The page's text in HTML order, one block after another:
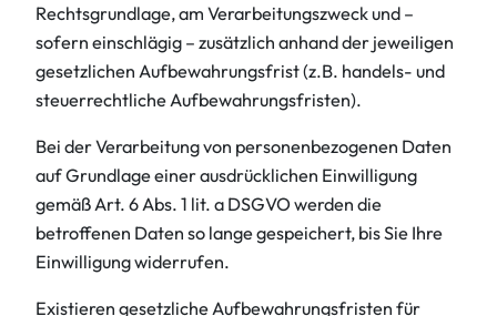
Rechtsgrundlage, am Verarbeitungszweck und –
sofern einschlägig – zusätzlich anhand der jeweiligen
gesetzlichen Aufbewahrungsfrist (z.B. handels- und
steuerrechtliche Aufbewahrungsfristen).
Bei der Verarbeitung von personenbezogenen Daten
auf Grundlage einer ausdrücklichen Einwilligung
gemäß Art. 6 Abs. 1 lit. a DSGVO werden die
betroffenen Daten so lange gespeichert, bis Sie Ihre
Einwilligung widerrufen.
Existieren gesetzliche Aufbewahrungsfristen für